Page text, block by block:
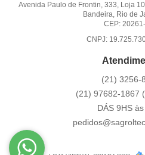
Avenida Paulo de Frontin, 333, Loja
Bandeira, Rio de
CEP:
CNPJ:
(21) 3256-
(21) 97682-1867
DÁS 9HS